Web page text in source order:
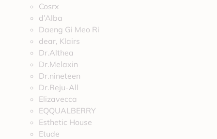
Cosrx
d’Alba
Daeng Gi Meo Ri
dear, Klairs
Dr.Althea
Dr.Melaxin
Dr.nineteen
Dr.Reju-All
Elizavecca
EQQUALBERRY
Esthetic House
Etude